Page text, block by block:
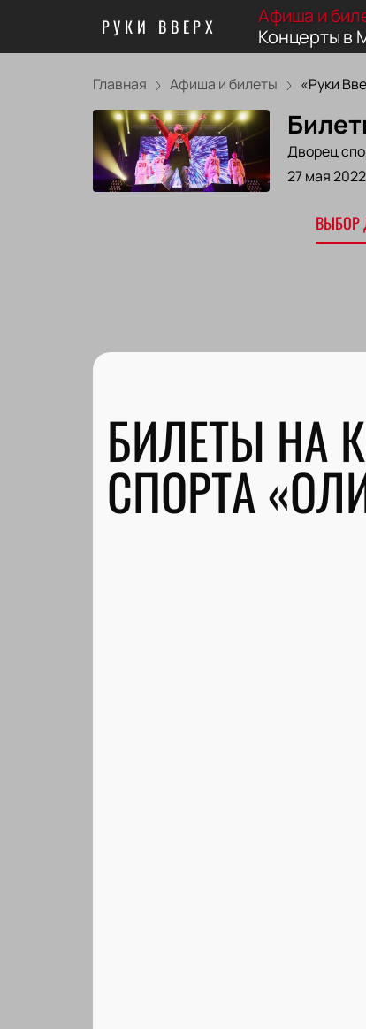
РУКИ ВВЕРХ Афиша и
Концерты в
Главная Афиша и билеты «Руки
Дворец
27 мая 2022
ВЫБОР
БИЛЕТЫ НА
СПОРТА